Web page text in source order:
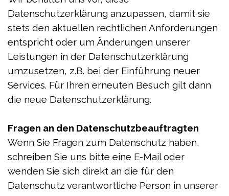
Datenschutzerklärung anzupassen, damit sie
stets den aktuellen rechtlichen Anforderungen
entspricht oder um Änderungen unserer
Leistungen in der Datenschutzerklärung
umzusetzen, z.B. bei der Einführung neuer
Services. Für Ihren erneuten Besuch gilt dann
die neue Datenschutzerklärung.
Fragen an den Datenschutzbeauftragten
Wenn Sie Fragen zum Datenschutz haben,
schreiben Sie uns bitte eine E-Mail oder
wenden Sie sich direkt an die für den
Datenschutz verantwortliche Person in unserer